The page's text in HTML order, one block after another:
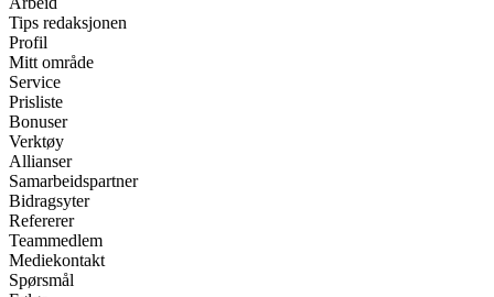
Tips redaksjonen
Profil
Mitt område
Service
Prisliste
Bonuser
Verktøy
Allianser
Samarbeidspartner
Bidragsyter
Refererer
Teammedlem
Mediekontakt
Spørsmål